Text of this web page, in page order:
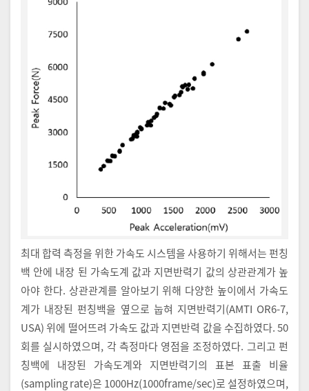
최대 합력 측정을 위한 가속도 시스템을 사용하기 위해서는 펀칭
백 안에 내장 된 가속도계 값과 지면반력기 값의 상관관계가 높
아야 한다. 상관관계를 알아보기 위해 다양한 높이에서 가속도
계가 내장된 펀칭백을 옆으로 눕혀 지면반력기(AMTI OR6-7,
USA) 위에 떨어뜨려 가속도 값과 지면반력 값을 수집하였다. 50
회를 실시하였으며, 각 측정마다 영점을 조정하였다. 그리고 펀
칭백에 내장된 가속도계와 지면반력기의 표본 표출 비율
(sampling rate)은 1000Hz(1000frame/sec)로 설정하였으며,